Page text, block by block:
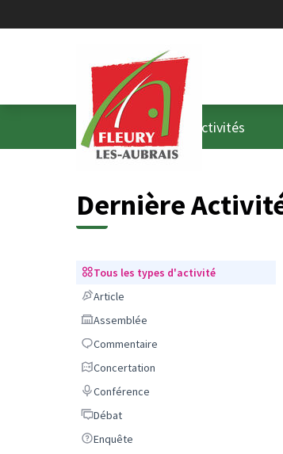
AccueilMenu principal
/ Dernières activités
Dernière
Tous les types d'activité
Tous les types d'activité
ArticleArticle
Assemblée
Assemblée
Commentaire
Commentaire
Concertation
Concertation
Conférence
Conférence
DébatDébat
Enquête
Enquête